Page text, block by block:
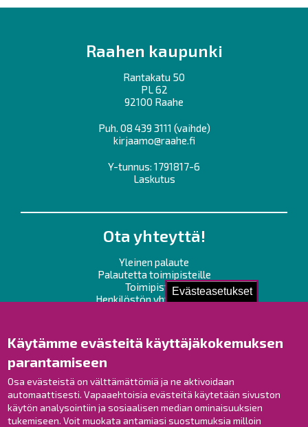
Evästeasetukset
Käytämme evästeitä käyttäjäkokemuksen
parantamiseen
Osa evästeistä on välttämättömiä ja ne aktivoidaan
automaattisesti. Vapaaehtoisia evästeitä käytetään sivuston
käytön analysointiin ja sosiaalisen median ominaisuuksien
tukemiseen. Voit muokata antamiasi suostumuksia milloin
Raahen kaupunki
Rantakatu 50
PL 62
92100 Raahe
Puh. 08 439 3111 (vaihde)
kirjaamo@raahe.fi
Y-tunnus: 1791817-6
Laskutus
Ota yhteyttä!
Yleinen palaute
Palautetta toimipisteille
Toimipisteet
Henkilöstön yhteystiedot
Raahe Facebookissa
Raahe Instagramissa
Raahe LinkedInissä
Raahe YouTubessa